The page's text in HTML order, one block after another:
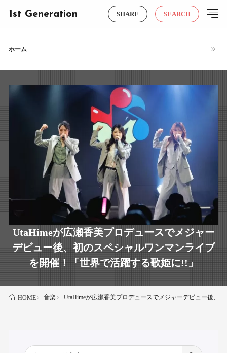
1st Generation SHARE SEARCH
ホーム
UtaHimeが広瀬香美プロデュースでメジャー
デビュー後、初のスペシャルワンマンライブ
を開催！「世界で活躍する歌姫に!!」
HOME 音楽 UtaHimeが広瀬香美プロデュースでメジャーデビュー後、